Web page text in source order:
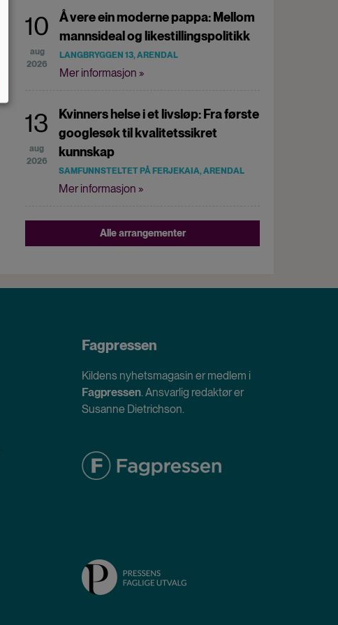
10
aug
2026
Å vere ein moderne pappa: Mellom
mannsideal og likestillingspolitikk
LANGBRYGGEN 13, ARENDAL
Mer informasjon »
13
aug
2026
Kvinners helse i et livsløp: Fra første
googlesøk til kvalitetssikret
kunnskap
SAMFUNNSTELTET PÅ FERJEKAIA, ARENDAL
Mer informasjon »
Alle arrangementer
Fagpressen
Kildens nyhetsmagasin er medlem i
Fagpressen. Ansvarlig redaktør er
Susanne Dietrichson.